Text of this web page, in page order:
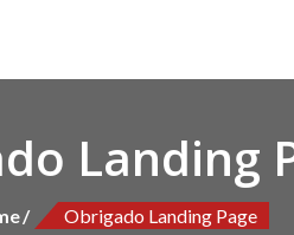
Landing
Obrigado Landing Page